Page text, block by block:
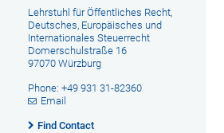
Lehrstuhl für Öffentliches Recht,
Deutsches, Europäisches und
Internationales Steuerrecht
Domerschulstraße 16
97070 Würzburg
Phone: +49 931 31-82360
Email
Find Contact